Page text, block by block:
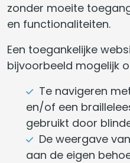
zonder moeite
en functionaliteiten.
Een toegankelijke
bijvoorbeeld mogelijk
Te navigeren
en/of een
gebruikt door
De weergave
aan de eigen